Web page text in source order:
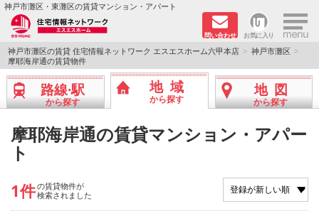
神戸市灘区・東灘区の賃貸マンション・アパート
問い合わせ お気に入り ×
TOPページ
新着物件
敷金·礼金０円特集
ペット飼育可物件
神戸市灘区の賃貸 住宅情報ネットワーク エスエスホーム六甲本店
神戸市灘区
摩耶海岸通の賃貸物件
路線·駅
から探す
地域
から探す
地図
から探す
摩耶海岸通の賃貸マンション・アパー
ト
1件の賃貸物件が
検索されました